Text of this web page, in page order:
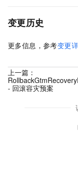
变更历史
更多信息，参考变更
上一篇：
- 回滚容灾预案